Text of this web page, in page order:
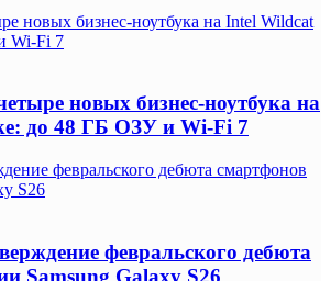
новых бизнес-ноутбука на Intel Wildcat
Wi-Fi 7
новых бизнес-ноутбука на
до 48 ГБ ОЗУ и Wi-Fi 7
февральского дебюта смартфонов
S26
февральского дебюта
Samsung Galaxy S26